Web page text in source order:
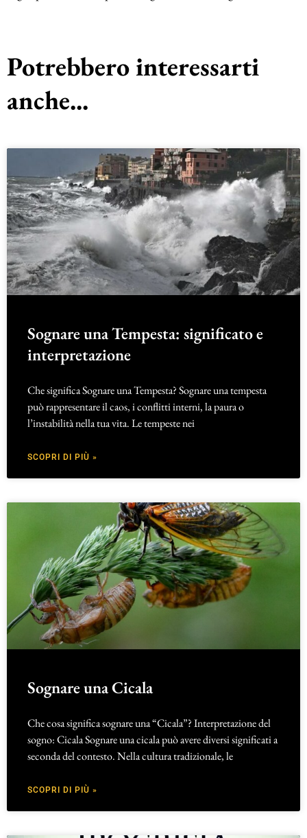
Potrebbero interessarti
anche...
Sognare una Tempesta: significato e
interpretazione
Che significa Sognare una Tempesta? Sognare una tempesta
può rappresentare il caos, i conflitti interni, la paura o
l’instabilità nella tua vita. Le tempeste nei
SCOPRI DI PIÙ »
Sognare una Cicala
Che cosa significa sognare una “Cicala”? Interpretazione del
sogno: Cicala Sognare una cicala può avere diversi significati a
seconda del contesto. Nella cultura tradizionale, le
SCOPRI DI PIÙ »